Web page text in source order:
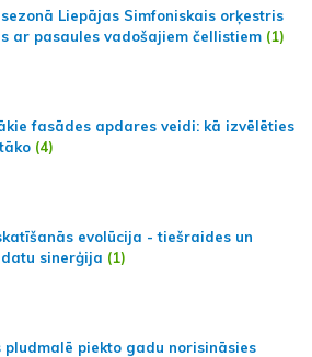
Liepājas Simfoniskais orķestris
ar pasaules vadošajiem čellistiem (1)
fasādes apdares veidi: kā izvēlēties
(4)
evolūcija - tiešraides un
sinerģija (1)
pludmalē piekto gadu norisināsies